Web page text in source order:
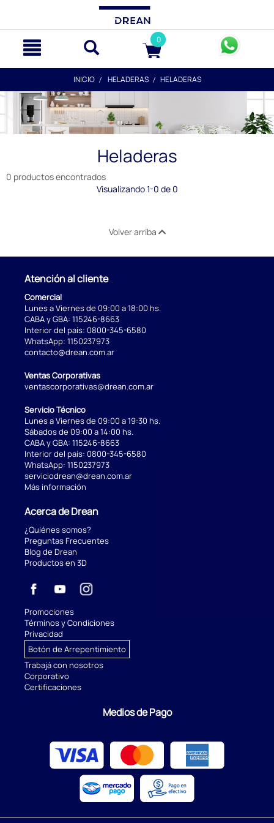
0
INICIO HELADERAS HELADERAS
Heladeras
0 productos encontrados
Visualizando 1-0 de 0
Volver arriba
Atención al cliente
Comercial
Lunes a Viernes de 09:00 a 18:00 hs.
CABA y GBA: 115246-8663
Interior del país: 0800-345-6580
WhatsApp: 1150237973
contacto@drean.com.ar
Ventas Corporativas
ventascorporativas@drean.com.ar
Servicio Técnico
Lunes a Viernes de 09:00 a 19:30 hs.
Sábados de 09:00 a 14:00 hs.
CABA y GBA: 115246-8663
Interior del país: 0800-345-6580
WhatsApp: 1150237973
serviciodrean@drean.com.ar
Más información
Acerca de Drean
¿Quiénes somos?
Preguntas Frecuentes
Blog de Drean
Productos en 3D
Promociones
Términos y Condiciones
Privacidad
Botón de Arrepentimiento
Trabajá con nosotros
Corporativo
Certificaciones
Medios de Pago